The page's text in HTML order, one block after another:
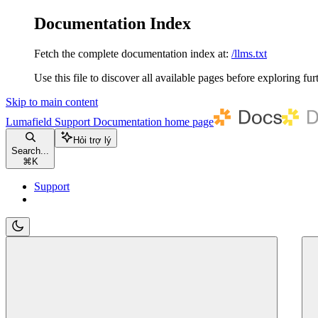
Documentation Index
Fetch the complete documentation index at: /llms.txt
Use this file to discover all available pages before exploring
Skip to main content
Lumafield Support Documentation home page
Search...
⌘ K
Hỏi trợ lý
Support